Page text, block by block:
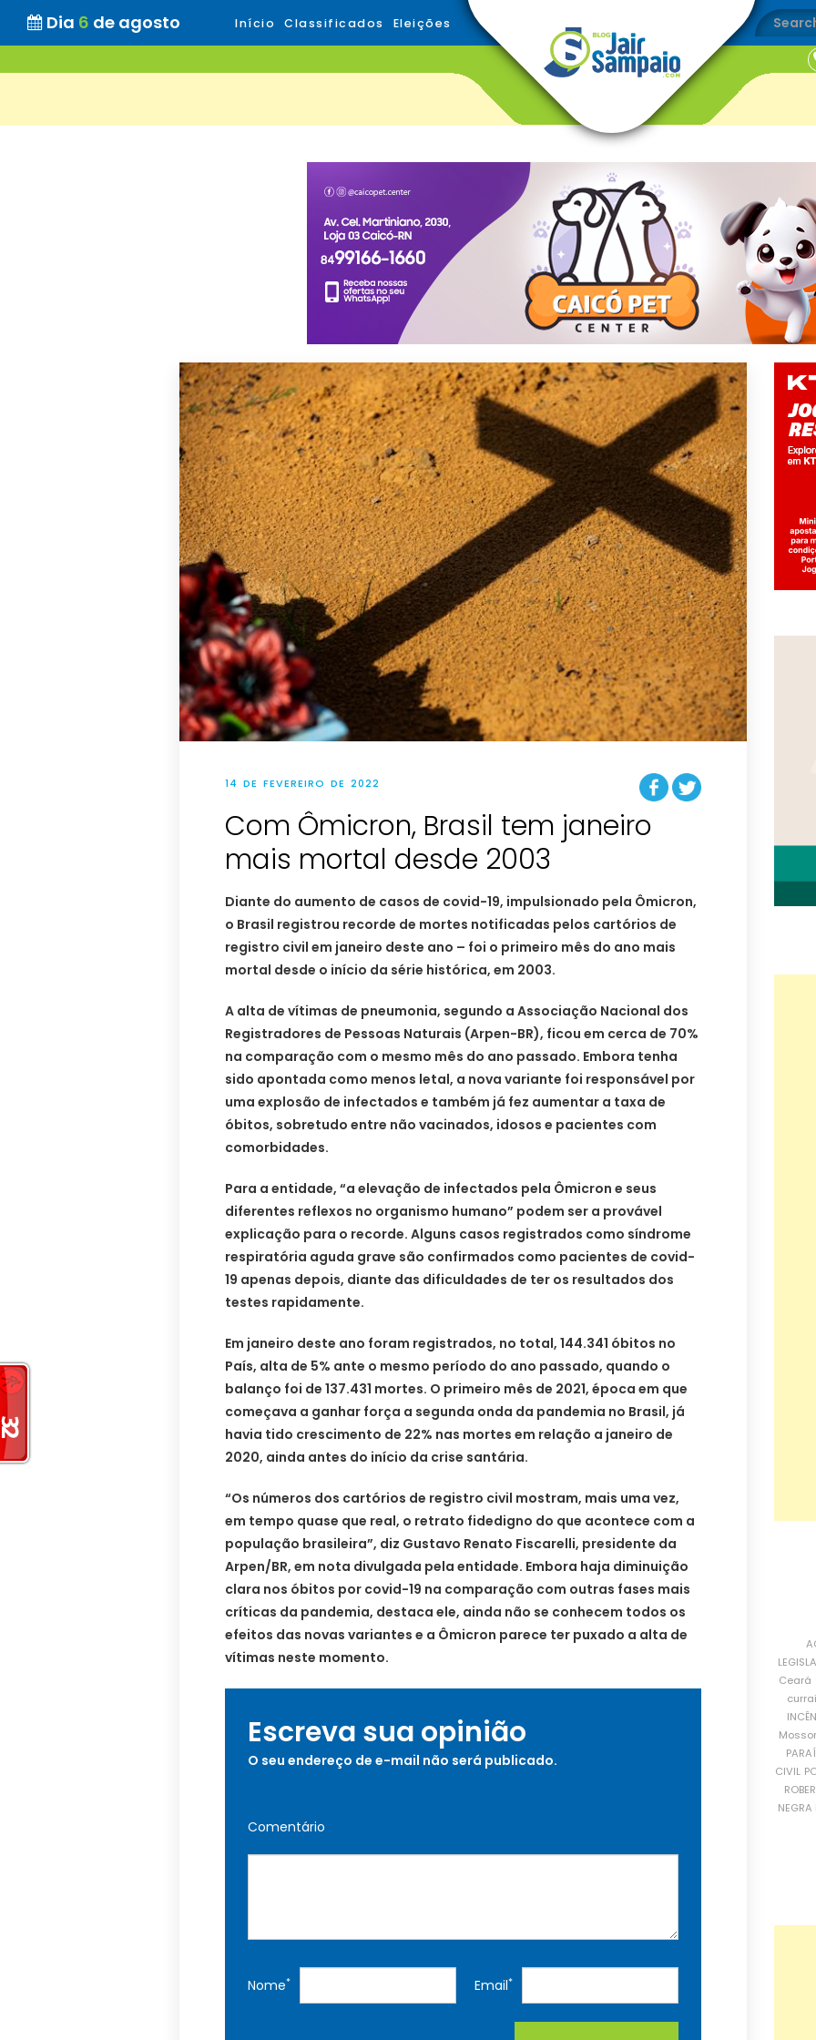
Dia 6 de agosto Início Classificados Eleições
14 DE FEVEREIRO DE 2022
Com Ômicron, Brasil tem janeiro
mais mortal desde 2003
Diante do aumento de casos de covid-19, impulsionado pela Ômicron,
o Brasil registrou recorde de mortes notificadas pelos cartórios de
registro civil em janeiro deste ano – foi o primeiro mês do ano mais
mortal desde o início da série histórica, em 2003.
A alta de vítimas de pneumonia, segundo a Associação Nacional dos
Registradores de Pessoas Naturais (Arpen-BR), ficou em cerca de 70%
na comparação com o mesmo mês do ano passado. Embora tenha
sido apontada como menos letal, a nova variante foi responsável por
uma explosão de infectados e também já fez aumentar a taxa de
óbitos, sobretudo entre não vacinados, idosos e pacientes com
comorbidades.
Para a entidade, “a elevação de infectados pela Ômicron e seus
diferentes reflexos no organismo humano” podem ser a provável
explicação para o recorde. Alguns casos registrados como síndrome
respiratória aguda grave são confirmados como pacientes de covid-
19 apenas depois, diante das dificuldades de ter os resultados dos
testes rapidamente.
Em janeiro deste ano foram registrados, no total, 144.341 óbitos no
País, alta de 5% ante o mesmo período do ano passado, quando o
balanço foi de 137.431 mortes. O primeiro mês de 2021, época em que
começava a ganhar força a segunda onda da pandemia no Brasil, já
havia tido crescimento de 22% nas mortes em relação a janeiro de
2020, ainda antes do início da crise santária.
“Os números dos cartórios de registro civil mostram, mais uma vez,
em tempo quase que real, o retrato fidedigno do que acontece com a
população brasileira”, diz Gustavo Renato Fiscarelli, presidente da
Arpen/BR, em nota divulgada pela entidade. Embora haja diminuição
clara nos óbitos por covid-19 na comparação com outras fases mais
críticas da pandemia, destaca ele, ainda não se conhecem todos os
efeitos das novas variantes e a Ômicron parece ter puxado a alta de
vítimas neste momento.
Escreva sua opinião
O seu endereço de e-mail não será publicado.
Comentário
Nome* Email*
Ceará
CIVIL
NEGRA